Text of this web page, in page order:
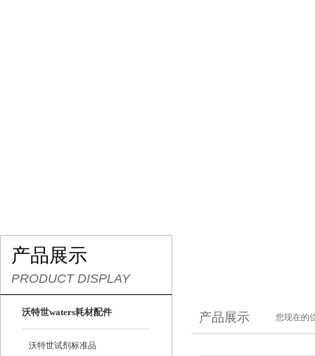
产品展示
PRODUCT DISPLAY
沃特世waters耗材配件
沃特世试剂标准品
产品展示 您现在的